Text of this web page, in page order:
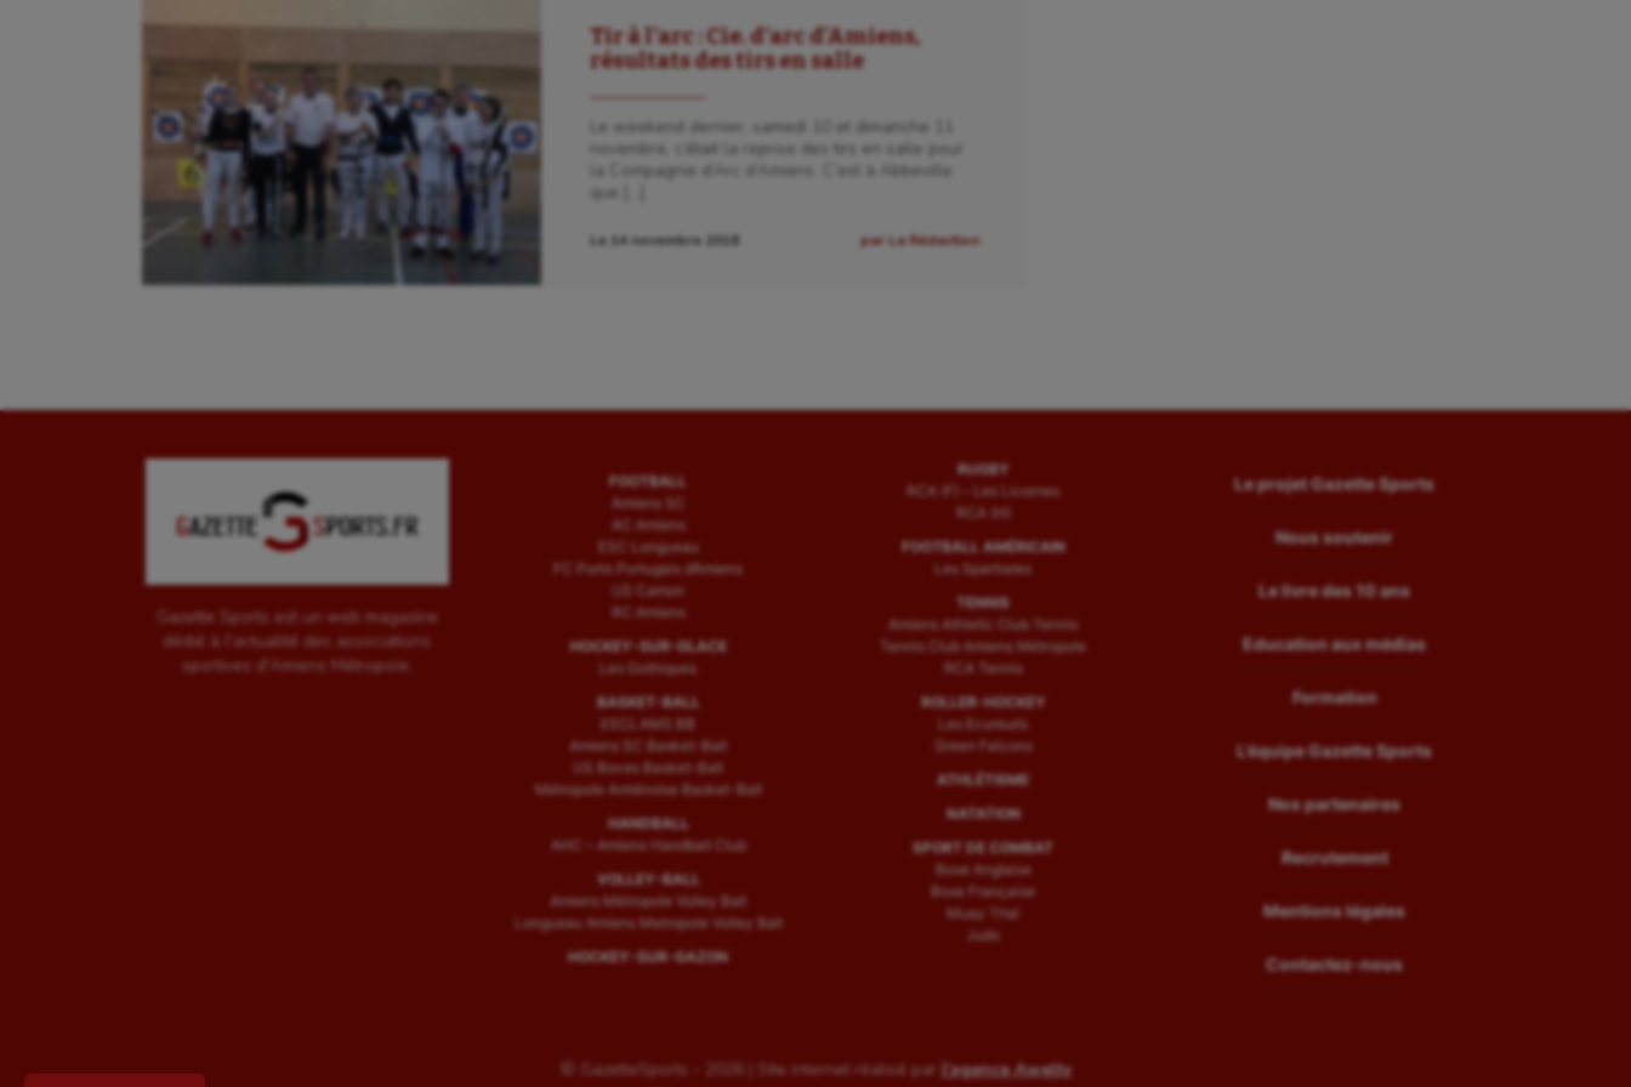
Tir à l’arc : Cie. d’arc d’Amiens,
résultats des tirs en salle
Le weekend dernier, samedi 10 et dimanche 11
novembre, c’était la reprise des tirs en salle pour
la Compagnie d’Arc d’Amiens. C’est à Abbeville
que […]
Le 14 novembre 2018 par La Rédaction
Gazette Sports est un web magazine
dédié à l'actualité des associations
sportives d'Amiens Métropole.
FOOTBALL
Amiens SC
AC Amiens
ESC Longueau
FC Porto Portugais d’Amiens
US Camon
RC Amiens
HOCKEY-SUR-GLACE
Les Gothiques
BASKET-BALL
ESCLAMS BB
Amiens SC Basket-Ball
US Boves Basket-Ball
Métropole Amiénoise Basket-Ball
HANDBALL
AHC – Amiens Handball Club
VOLLEY-BALL
Amiens Métropole Volley Ball
Longueau Amiens Metropole Volley Ball
HOCKEY-SUR-GAZON
RUGBY
RCA (F) – Les Licornes
RCA (H)
FOOTBALL AMÉRICAIN
Les Spartiates
TENNIS
Amiens Athletic Club Tennis
Tennis Club Amiens Métropole
RCA Tennis
ROLLER-HOCKEY
Les Ecureuils
Green Falcons
ATHLÉTISME
NATATION
SPORT DE COMBAT
Boxe Anglaise
Boxe Française
Muay Thaï
Judo
Le projet Gazette Sports
Nous soutenir
Le livre des 10 ans
Education aux médias
Formation
L’équipe Gazette Sports
Nos partenaires
Recrutement
Mentions légales
Contactez-nous
© GazetteSports - 2026 | Site internet réalisé par l'agence Awelty